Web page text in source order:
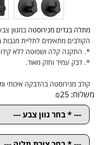
מתלה בגדים מנירוסטהבמגוון
הקולבים מתאימים לתליית
*. התקנה קלה ושפוטה ללא
*. דבק עמיד וחזק מאוד.
קולב מנירוסטה בהדבקה איכותי
משלוח: ₪25